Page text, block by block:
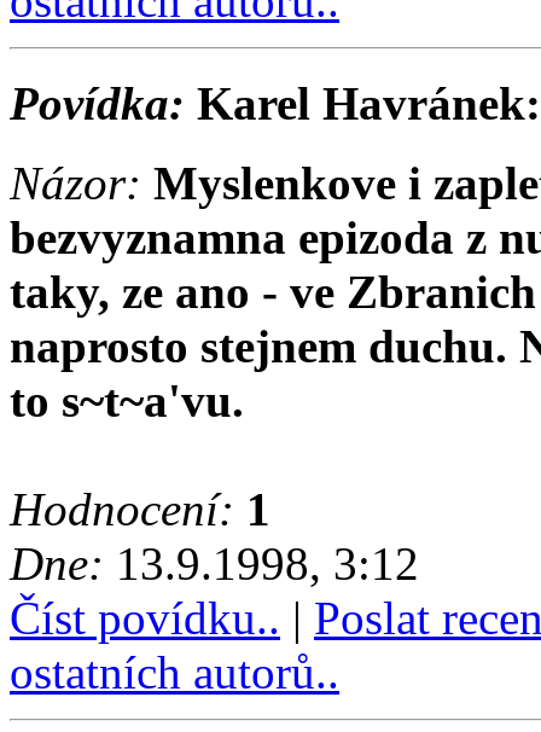
Povídka: Karel
Názor: Myslenkove i
bezvyznamna epizoda z
taky, ze ano - ve
naprosto stejnem duchu.
to s~t~a'vu.
Hodnocení: 1
Dne: 13.9.1998, 3:12
Číst povídku.. | Poslat
ostatních autorů..